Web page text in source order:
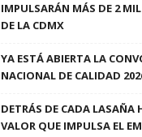
IMPULSARÁN MÁS DE 2
DE LA CDMX
YA ESTÁ ABIERTA LA
NACIONAL DE CALIDAD
DETRÁS DE CADA LASAÑA
VALOR QUE IMPULSA EL